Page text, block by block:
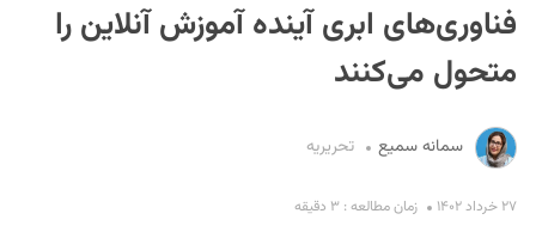
فناوری‌های ابری آینده آموزش آنلاین را
متحول می‌کنند
سمانه سمیع تحریریه
۲۷ خرداد ۱۴۰۲ زمان مطالعه : ۳ دقیقه